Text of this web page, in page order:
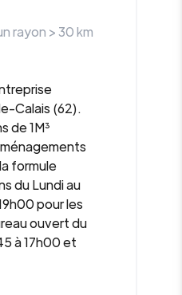
rayon >30km
Calais (62).
de 1M³
formule
du Lundi au
pour les
ouvert du
à 17h00 et